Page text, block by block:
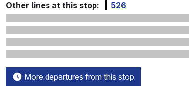
Other lines at this stop:
526
More departures from this stop